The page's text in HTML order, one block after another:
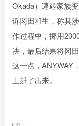
Okada）遭遇家族
诉冈田和生，称其
作过程中，挪用
决，最后结果将冈
这一点，ANYWAY
上赶了出来。